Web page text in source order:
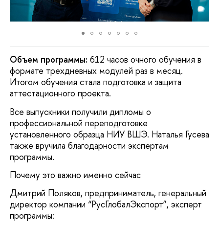
Объем программы: 612 часов очного обучения в
формате трехдневных модулей раз в месяц.
Итогом обучения стала подготовка и защита
аттестационного проекта.
Все выпускники получили дипломы о
профессиональной переподготовке
установленного образца НИУ ВШЭ. Наталья Гусева
также вручила благодарности экспертам
программы.
Почему это важно именно сейчас
Дмитрий Поляков, предприниматель, генеральный
директор компании “РусГлобалЭкспорт”, эксперт
программы: